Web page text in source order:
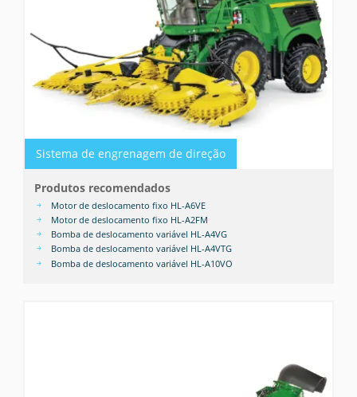
Sistema de engrenagem de direção
Produtos recomendados
Motor de deslocamento fixo HL-A6VE
Motor de deslocamento fixo HL-A2FM
Bomba de deslocamento variável HL-A4VG
Bomba de deslocamento variável HL-A4VTG
Bomba de deslocamento variável HL-A10VO